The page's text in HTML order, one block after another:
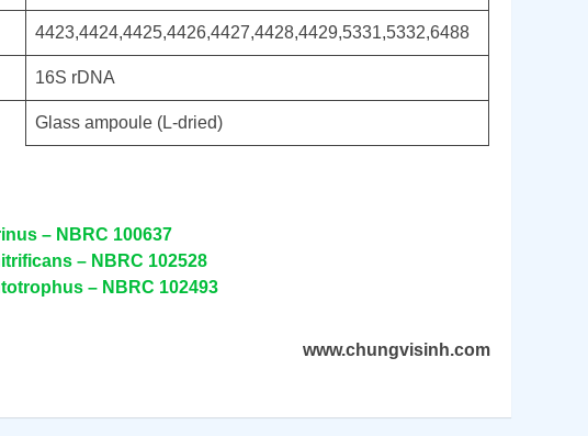
4423,4424,4425,4426,4427,4428,4429,5331,5332,6488
16S rDNA
Glass ampoule (L-dried)
– NBRC 100637
– NBRC 102528
– NBRC 102493
www.chungvisinh.com